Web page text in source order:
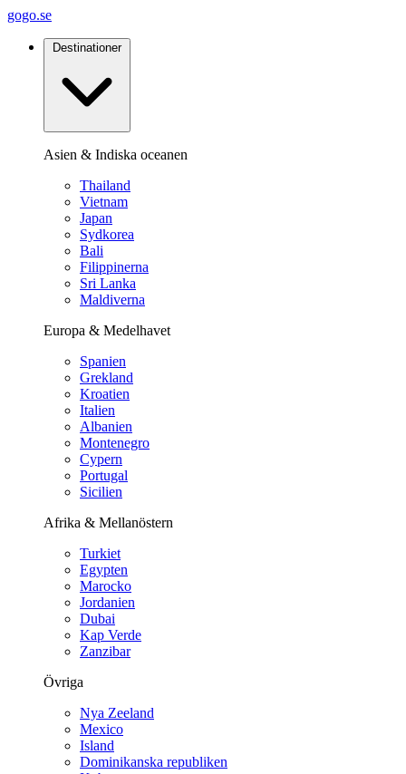
gogo.se
Destinationer
Asien & Indiska oceanen
Thailand
Vietnam
Japan
Sydkorea
Bali
Filippinerna
Sri Lanka
Maldiverna
Europa & Medelhavet
Spanien
Grekland
Kroatien
Italien
Albanien
Montenegro
Cypern
Portugal
Sicilien
Afrika & Mellanöstern
Turkiet
Egypten
Marocko
Jordanien
Dubai
Kap Verde
Zanzibar
Övriga
Nya Zeeland
Mexico
Island
Dominikanska republiken